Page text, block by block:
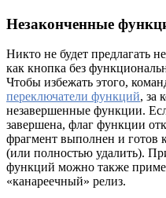
Незаконченные
Никто не будет предлагать
как кнопка без
Чтобы избежать этого,
переключатели функций, за
незавершенные функции.
завершена, флаг функции
фрагмент выполнен и готов
(или полностью удалить).
функций можно также
«канареечный» релиз.